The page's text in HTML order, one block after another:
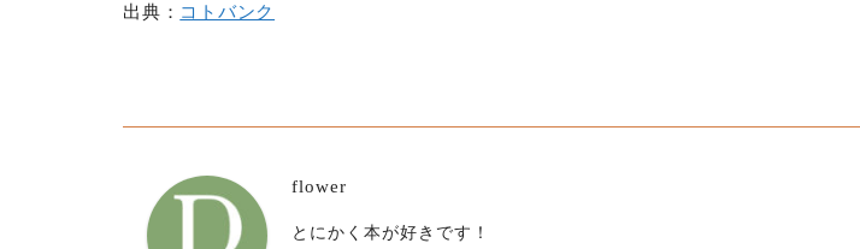
出典： コトバンク
flower
とにかく本が好きです！